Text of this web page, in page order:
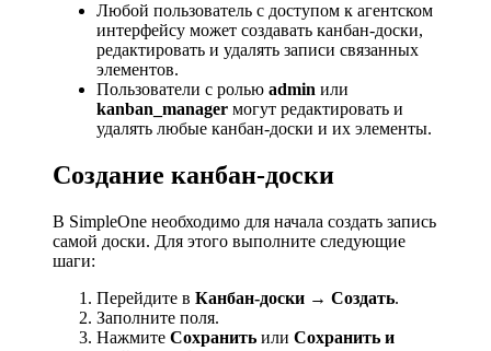
Любой пользователь с доступом к агентском
интерфейсу может создавать канбан-доски,
редактировать и удалять записи связанных
элементов.
Пользователи с ролью admin или
kanban_manager могут редактировать и
удалять любые канбан-доски и их элементы.
Создание канбан-доски
В SimpleOne необходимо для начала создать запись
самой доски. Для этого выполните следующие
шаги:
Перейдите в Канбан-доски → Создать.
Заполните поля.
Нажмите Сохранить или Сохранить и